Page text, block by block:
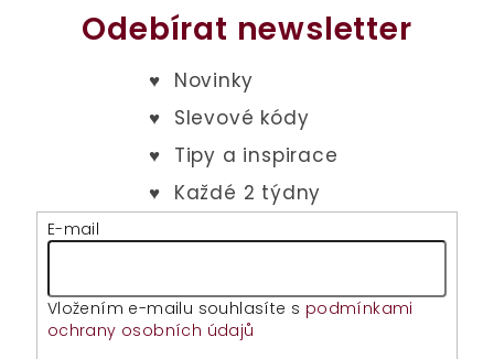
Odebírat newsletter
E-mail
Vložením e-mailu souhlasíte s podmínkami
ochrany osobních údajů